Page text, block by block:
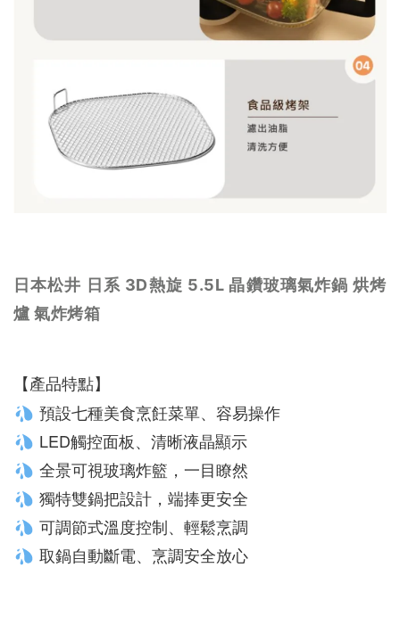
日本松井 日系 3D熱旋 5.5L 晶鑽玻璃氣炸鍋 烘烤
爐 氣炸烤箱
【產品特點】
預設七種美食烹飪菜單、容易操作
LED觸控面板、清晰液晶顯示
全景可視玻璃炸籃，一目瞭然
獨特雙鍋把設計，端捧更安全
可調節式溫度控制、輕鬆烹調
取鍋自動斷電、烹調安全放心